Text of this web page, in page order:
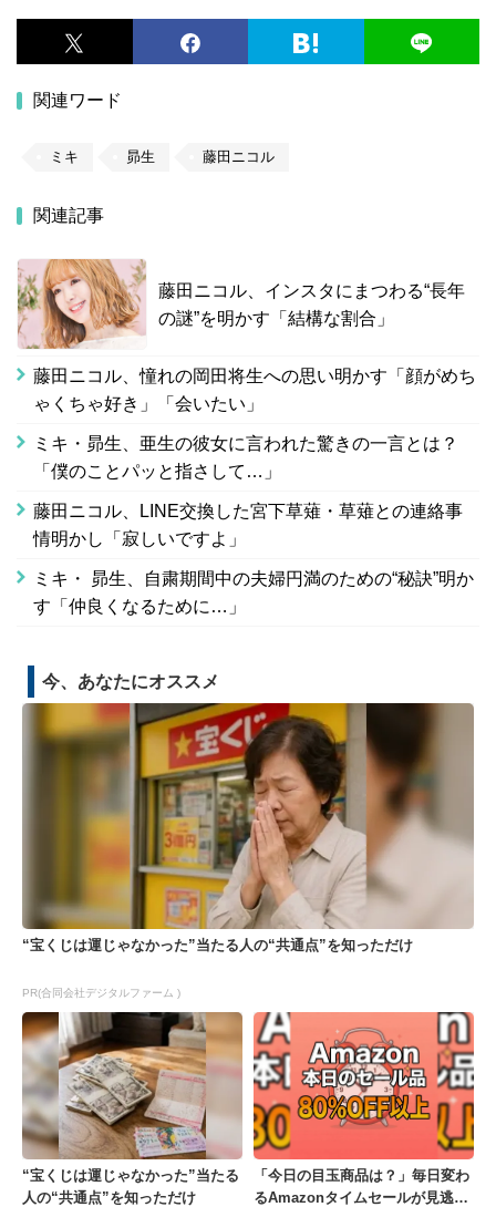
関連ワード
ミキ 昴生 藤田ニコル
関連記事
藤田ニコル、インスタにまつわる“長年
の謎”を明かす「結構な割合」
藤田ニコル、憧れの岡田将生への思い明かす「顔がめち
ゃくちゃ好き」「会いたい」
ミキ・昴生、亜生の彼女に言われた驚きの一言とは？
「僕のことパッと指さして…」
藤田ニコル、LINE交換した宮下草薙・草薙との連絡事
情明かし「寂しいですよ」
ミキ・ 昴生、自粛期間中の夫婦円満のための“秘訣”明か
す「仲良くなるために…」
今、あなたにオススメ
“宝くじは運じゃなかった”当たる人の“共通点”を知っただけ
PR(合同会社デジタルファーム )
“宝くじは運じゃなかった”当たる
人の“共通点”を知っただけ
「今日の目玉商品は？」毎日変わ
るAmazonタイムセールが見逃せ